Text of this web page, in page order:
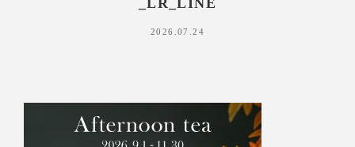
_LR_LINE
2026.07.24